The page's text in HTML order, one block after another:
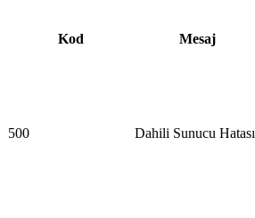
Kod Mesaj
500 Dahili Sunucu Hatası